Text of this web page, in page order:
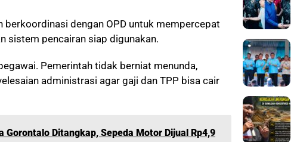
berkoordinasi dengan OPD untuk mempercepat
sistem pencairan siap digunakan.
Pemerintah tidak berniat menunda,
administrasi agar gaji dan TPP bisa cair
Gorontalo Ditangkap, Sepeda Motor Dijual Rp4,9